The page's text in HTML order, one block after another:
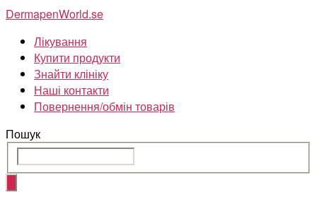
Skip
content
DermapenWorld.se
Лікування
Купити продукти
Знайти клініку
Наші контакти
Повернення/обмін товарів
Пошук